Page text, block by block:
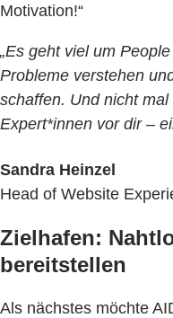
Motivation!“
„Es geht viel um
Probleme verstehen
schaffen. Und nicht
Expert*innen vor dir –
Sandra Heinzel
Head of Website
Zielhafen:
bereitstellen
Als nächstes möchte